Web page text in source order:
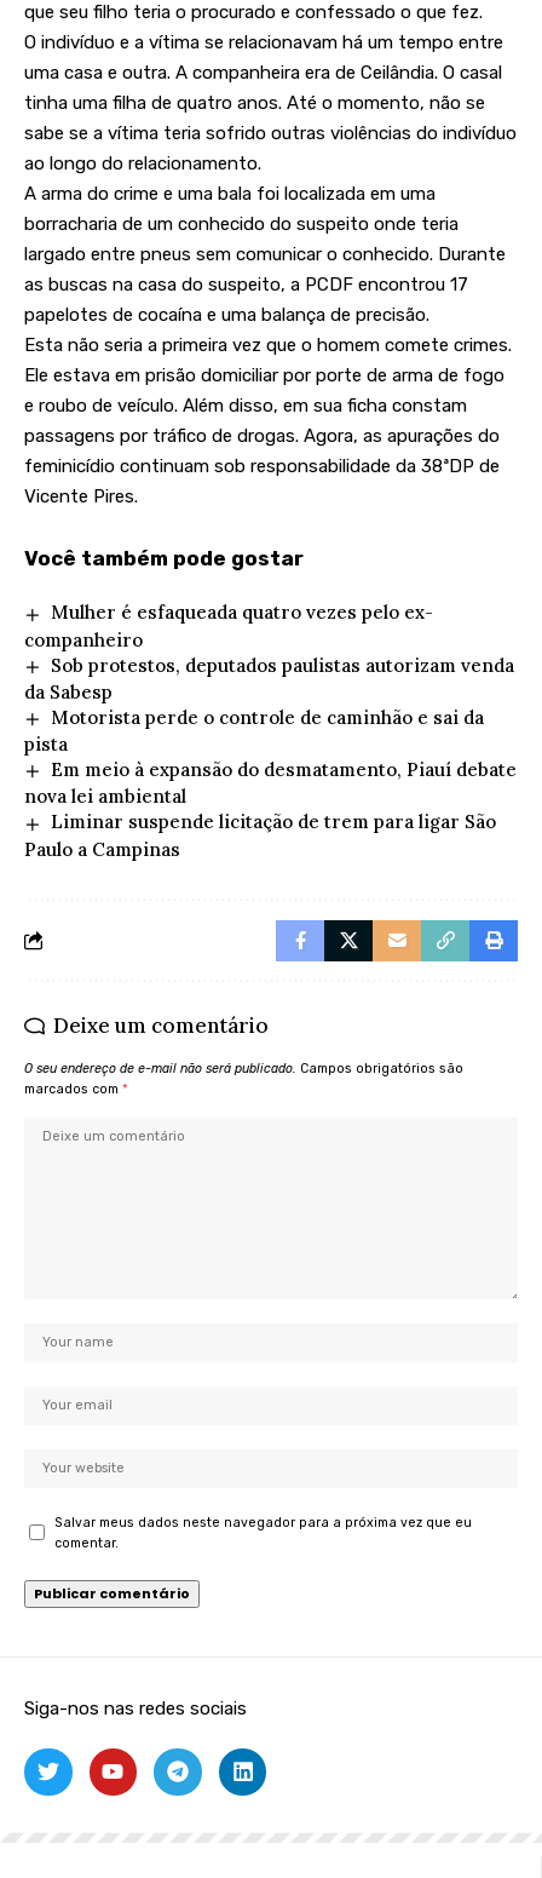
que seu filho teria o procurado e confessado o que fez.
O indivíduo e a vítima se relacionavam há um tempo entre
uma casa e outra. A companheira era de Ceilândia. O casal
tinha uma filha de quatro anos. Até o momento, não se
sabe se a vítima teria sofrido outras violências do indivíduo
ao longo do relacionamento.
A arma do crime e uma bala foi localizada em uma
borracharia de um conhecido do suspeito onde teria
largado entre pneus sem comunicar o conhecido. Durante
as buscas na casa do suspeito, a PCDF encontrou 17
papelotes de cocaína e uma balança de precisão.
Esta não seria a primeira vez que o homem comete crimes.
Ele estava em prisão domiciliar por porte de arma de fogo
e roubo de veículo. Além disso, em sua ficha constam
passagens por tráfico de drogas. Agora, as apurações do
feminicídio continuam sob responsabilidade da 38ªDP de
Vicente Pires.
Você também pode gostar
Mulher é esfaqueada quatro vezes pelo ex-
companheiro
Sob protestos, deputados paulistas autorizam venda
da Sabesp
Motorista perde o controle de caminhão e sai da
pista
Em meio à expansão do desmatamento, Piauí debate
nova lei ambiental
Liminar suspende licitação de trem para ligar São
Paulo a Campinas
Deixe um comentário
O seu endereço de e-mail não será publicado. Campos obrigatórios são
marcados com *
Salvar meus dados neste navegador para a próxima vez que eu
comentar.
Siga-nos nas redes sociais